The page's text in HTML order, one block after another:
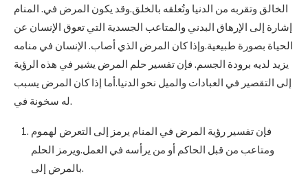
الخالق وتقربه من الدنيا وتُعلقه بالخلق.وقد يكون المرض في. المنام
إشارة إلى الإرهاق البدني والمتاعب الجسدية التي تعوق الإنسان عن
الحياة بصورة طبيعية.وإذا كان المرض الذي أصاب. الإنسان في منامه
يزيد لديه برودة الجسم. فإن تفسير حلم المرض يشير في هذه الرؤية
إلى التقصير في العبادات والميل نحو الدنيا.أما إذا كان المرض يسبب
له سخونة في.
فإن تفسير رؤية المرض في المنام يرمز إلى التعرض لهموم
ومتاعب من قبل الحاكم أو من يرأسه في العمل.ويرمز الحلم
بالمرض إلى.